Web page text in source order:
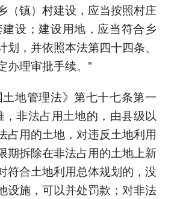
（镇）村建设，应当按照村庄
设；建设用地，应当符合乡
，并依照本法第四十四条、
办理审批手续。”
地管理法》第七十七条第一
非法占用土地的，由县级以
占用的土地，对违反土地利用
期拆除在非法占用的土地上新
符合土地利用总体规划的，没
设施，可以并处罚款；对非法